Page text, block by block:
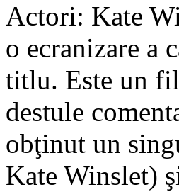
Actori: Kate
o ecranizare a
titlu. Este un
destule
obţinut un
Kate Winslet)